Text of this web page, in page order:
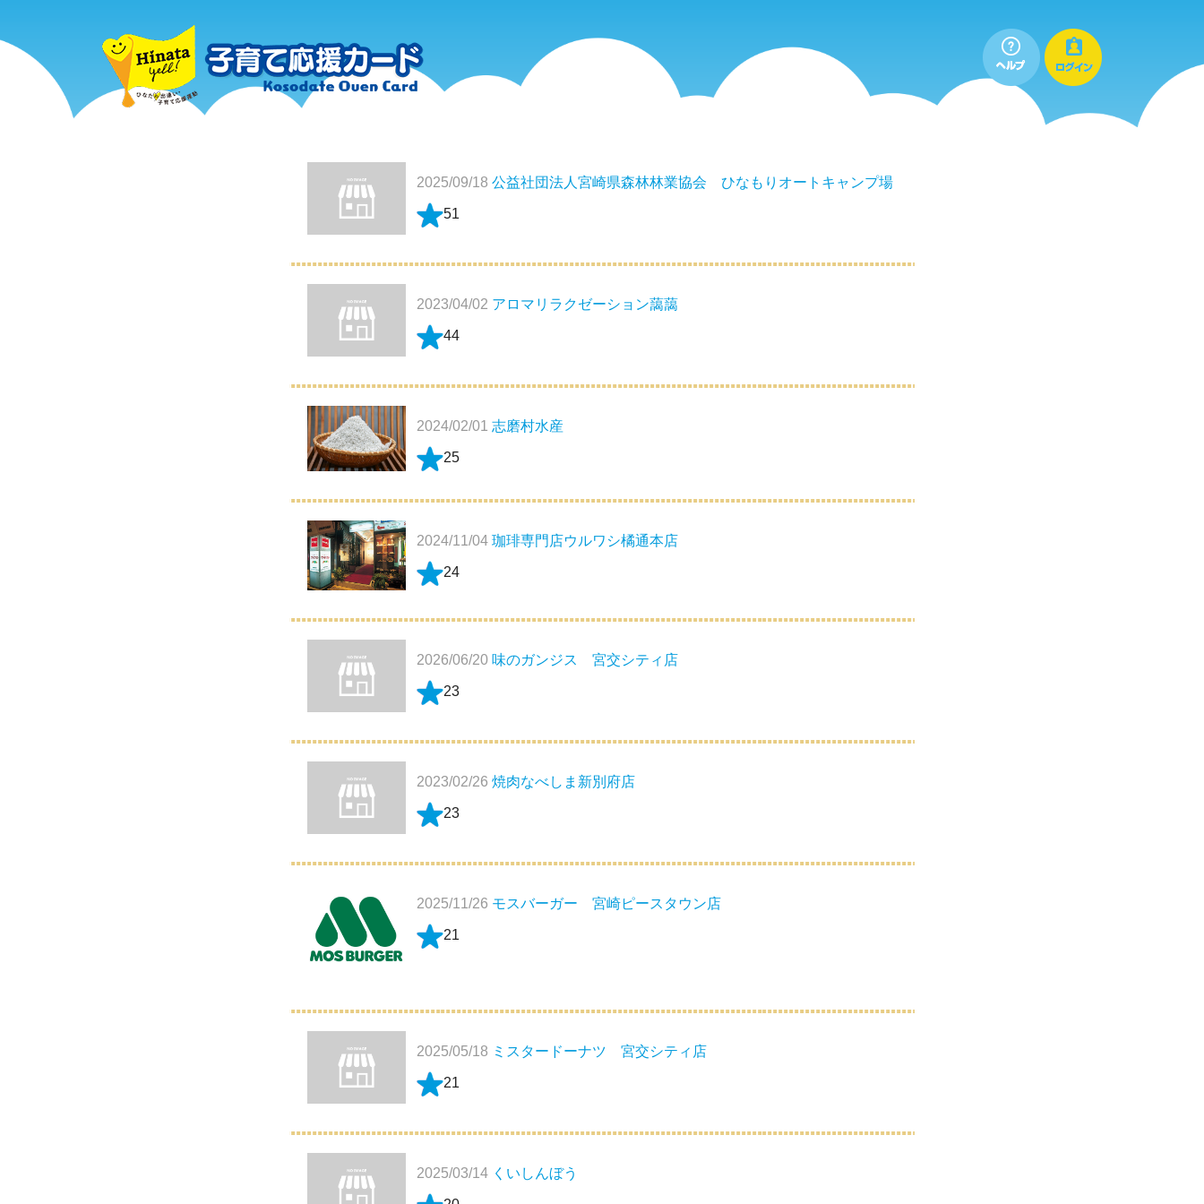
2025/09/18 公益社団法人宮崎県森林林業協会 ひなもりオートキャンプ場
51
2023/04/02 アロマリラクゼーション藹藹
44
2024/02/01 志磨村水産
25
2024/11/04 珈琲専門店ウルワシ橘通本店
24
2026/06/20 味のガンジス 宮交シティ店
23
2023/02/26 焼肉なべしま新別府店
23
2025/11/26 モスバーガー 宮崎ピースタウン店
21
2025/05/18 ミスタードーナツ 宮交シティ店
21
2025/03/14 くいしんぼう